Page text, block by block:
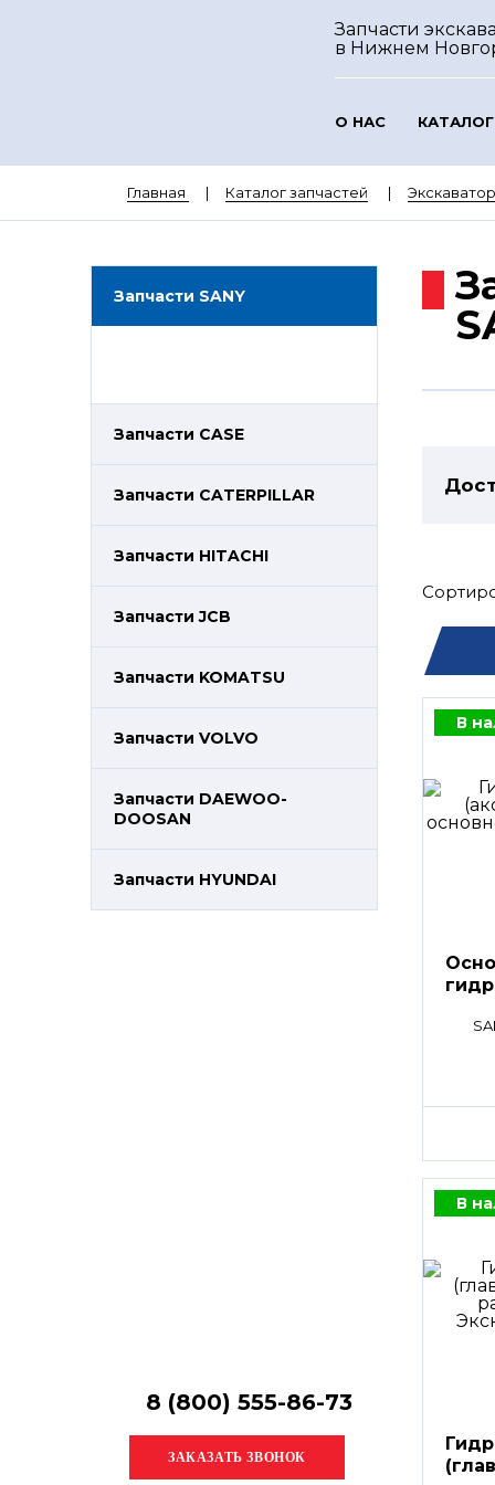
Запчасти
в Нижнем
О НАС
Главная Каталог запчастей
Запчасти SANY
Запчасти CASE
Запчасти CATERPILLAR
Запчасти HITACHI
Запчасти JCB
Запчасти KOMATSU
Запчасти VOLVO
Запчасти DAEWOO-
DOOSAN
Запчасти HYUNDAI
8 (800) 555-86-73
В
В